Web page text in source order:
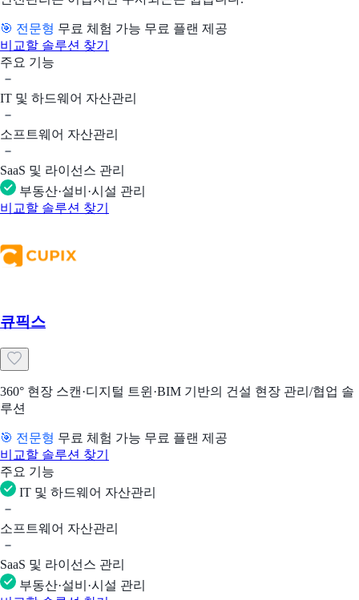
🎯 전문형 무료 체험 가능 무료 플랜 제공
비교할 솔루션 찾기
주요 기능
IT 및 하드웨어 자산관리
소프트웨어 자산관리
SaaS 및 라이선스 관리
부동산·설비·시설 관리
비교할 솔루션 찾기
큐픽스
360° 현장 스캔·디지털 트윈·BIM 기반의 건설 현장 관리/협업 솔
루션
🎯 전문형 무료 체험 가능 무료 플랜 제공
비교할 솔루션 찾기
주요 기능
IT 및 하드웨어 자산관리
소프트웨어 자산관리
SaaS 및 라이선스 관리
부동산·설비·시설 관리